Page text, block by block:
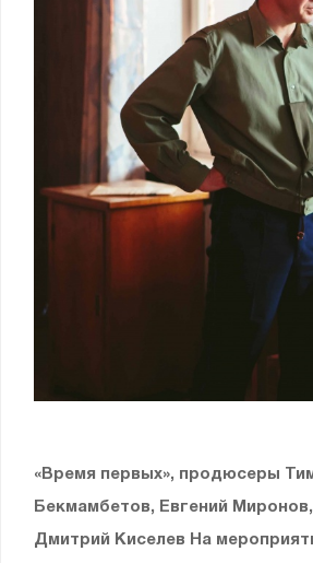
«Время первых», продюсеры
Бекмамбетов, Евгений
Дмитрий Киселев На